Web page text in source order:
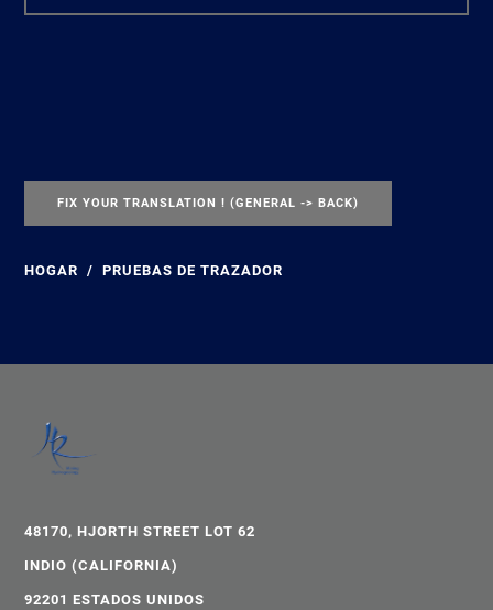
FIX YOUR TRANSLATION ! (GENERAL -> BACK)
HOGAR PRUEBAS DE TRAZADOR
48170, HJORTH STREET LOT 62
INDIO (CALIFORNIA)
92201 ESTADOS UNIDOS